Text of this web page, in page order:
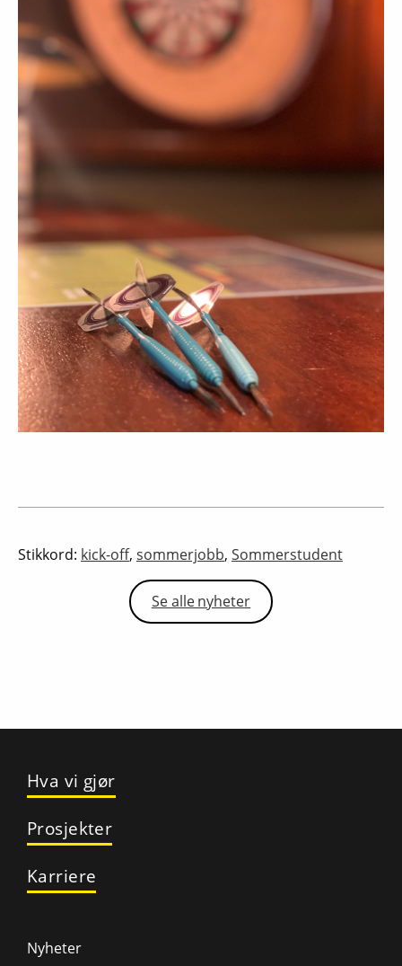
Stikkord: kick-off, sommerjobb, Sommerstudent
Se alle nyheter
Hva vi gjør
Prosjekter
Karriere
Nyheter